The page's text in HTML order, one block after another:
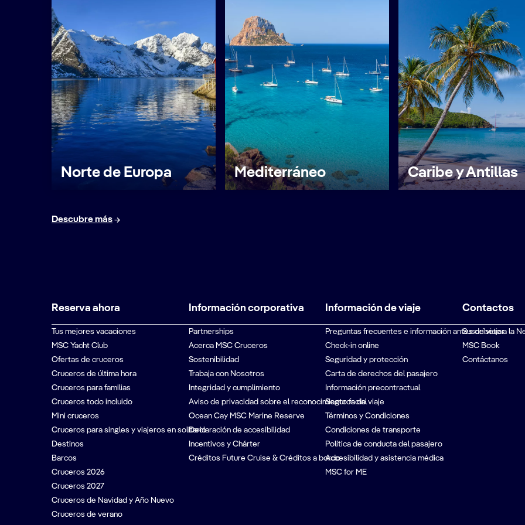
Norte de Europa Mediterráneo Caribe y Antillas
Descubre más
Reserva ahora
Tus mejores vacaciones
MSC Yacht Club
Ofertas de cruceros
Cruceros de última hora
Cruceros para familias
Cruceros todo incluido
Mini cruceros
Cruceros para singles y viajeros en solitario
Destinos
Barcos
Cruceros 2026
Cruceros 2027
Cruceros de Navidad y Año Nuevo
Cruceros de verano
Información corporativa
Partnerships
Acerca MSC Cruceros
Sostenibilidad
Trabaja con Nosotros
Integridad y cumplimiento
Aviso de privacidad sobre el reconocimiento facial
Ocean Cay MSC Marine Reserve
Declaración de accesibilidad
Incentivos y Chárter
Créditos Future Cruise & Créditos a bordo
Información de viaje
Preguntas frecuentes e información antes de viajar
Check-in online
Seguridad y protección
Carta de derechos del pasajero
Información precontractual
Seguros de viaje
Términos y Condiciones
Condiciones de transporte
Política de conducta del pasajero
Accesibilidad y asistencia médica
MSC for ME
Contactos
Suscríbete a la
MSC Book
Contáctanos